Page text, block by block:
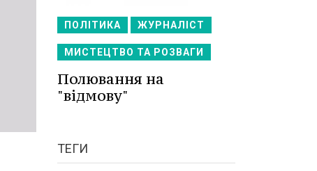
ПОЛІТИКА ЖУРНАЛІСТ
МИСТЕЦТВО ТА РОЗВАГИ
Полювання на
"відмову"
ТЕГИ